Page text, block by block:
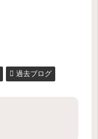
過去ブログ